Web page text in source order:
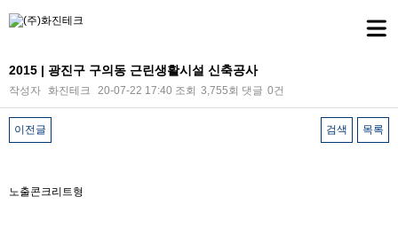
2015 | 광진구 구의동 근린생활시설 신축공사
작성자 화진테크 20-07-22 17:40 조회 3,755회 댓글 0건
이전글 검색 목록
노출콘크리트형